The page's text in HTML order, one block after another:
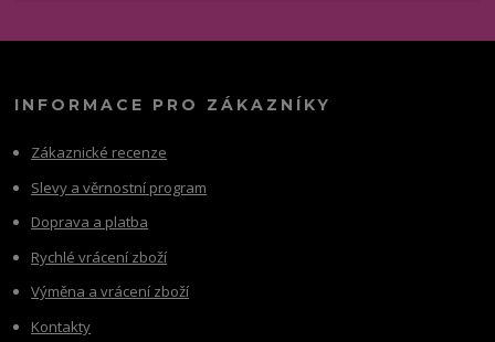
INFORMACE PRO ZÁKAZNÍKY
Zákaznické recenze
Slevy a věrnostní program
Doprava a platba
Rychlé vrácení zboží
Výměna a vrácení zboží
Kontakty